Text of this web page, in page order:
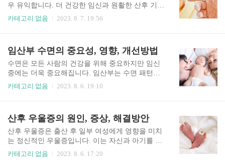
불편함을 유발할 수 있습니다. 임신 후 튼살의 원인
임신 중 튼살의 원인으로 다양한 이유들이 있지만
주요 원인에 대해 알아보겠습니다. 우선, 임신 후에
하기 위해 빠르게 늘어납니다. 이 빠른 피부의 변화
는 튼살의 형성으로 이어질 수 ..
우 유익합니다. 더 건강한 임신과 원활한 산후 기간
에 중요한 다양한 신체적, 정신적, 정서적 이점을
중요성에 대해 알아보겠습니다. 규칙적인 운동은
심장을 강화하고 혈액 순환을 개선하는 데 도움이
되며 이는 필수적입니다. 적절한 운동은 임신 중 체
중 증가를 관리하여 임신성 당뇨병 및 과도한 체중
증가와 관련된 기타 합병증의 위험을 줄이는 데 도
을 낮출 수 있습니다. 임신은 감정 변화의 시기가
될 수 있으며 운동은 스트..
카테고리 없음 2023. 8. 7. 19:56
임산부 수면의 중요성, 영향, 개선방법
수면은 모든 사람의 건강을 위해 중요하지만 임신
중에는 더욱 중요해집니다. 임산부는 수면 패턴에
영향을 줄 수 있는 다양한 생리적 및 호르몬 변화를
은 산모와 아기의 건강에 직접적인 영향을 미치기
때문에 임산부에게 충분한 수면은 매우 중요합니
다. 임신 중 수면이 중요한 몇 가지 이유는 다음과
같습니다. 적절한 수면은 신체의 자연 치유 과정의
역할을 합니다. 임산부는 신체에 대한 신체적 요구
카테고리 없음 2023. 8. 6. 19:10
산후 우울증의 원인, 증상, 해결방안
산후 우울증은 출산 후 일부 여성에게 영향을 미치
는 정신적인 우울증입니다. 이는 자신과 아기를 돌
보는 엄마의 능력을 방해할 수 있는 슬픔, 불안 및
카테고리 없음 2023. 8. 6. 17:20